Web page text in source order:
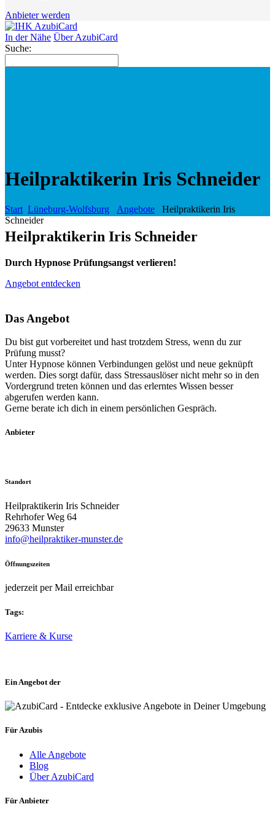
Anbieter werden
In der Nähe Über AzubiCard
Suche:
Heilpraktikerin Iris Schneider
Start Lüneburg-Wolfsburg Angebote
Heilpraktikerin Iris
Schneider
Heilpraktikerin Iris Schneider
Durch Hypnose Prüfungsangst verlieren!
Angebot entdecken
Das Angebot
Du bist gut vorbereitet und hast trotzdem Stress, wenn du zur
Prüfung musst?
Unter Hypnose können Verbindungen gelöst und neue geknüpft
werden. Dies sorgt dafür, dass Stressauslöser nicht mehr so in den
Vordergrund treten können und das erlerntes Wissen besser
abgerufen werden kann.
Gerne berate ich dich in einem persönlichen Gespräch.
Anbieter
Standort
Heilpraktikerin Iris Schneider
Rehrhofer Weg 64
29633 Munster
info@heilpraktiker-munster.de
Öffnungszeiten
jederzeit per Mail erreichbar
Tags:
Karriere & Kurse
Ein Angebot der
Für Azubis
Alle Angebote
Blog
Über AzubiCard
Für Anbieter